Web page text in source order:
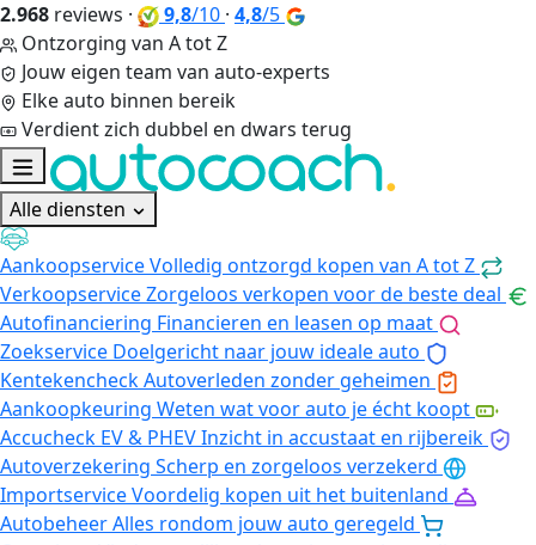
2.968 reviews · 9,8/10 · 4,8/5
Ontzorging van A tot Z
Jouw eigen team van auto-experts
Elke auto binnen bereik
Verdient zich dubbel en dwars terug
Alle diensten
AankoopserviceVolledig ontzorgd kopen van A tot Z
VerkoopserviceZorgeloos verkopen voor de beste deal
Autofinanciering Financieren en leasen op maat
Zoekservice Doelgericht naar jouw ideale auto
KentekencheckAutoverleden zonder geheimen
Aankoopkeuring Weten wat voor auto je écht koopt
Accucheck EV & PHEVInzicht in accustaat en rijbereik
Autoverzekering Scherp en zorgeloos verzekerd
ImportserviceVoordelig kopen uit het buitenland
AutobeheerAlles rondom jouw auto geregeld